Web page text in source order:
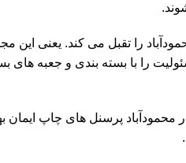
در محمودآباد را تقبل می
را با بسته بندی و جعبه
پرسنل های چاپ ایمان